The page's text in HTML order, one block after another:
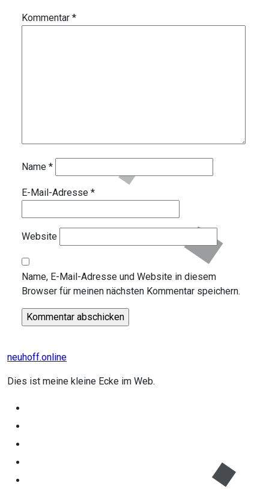
Kommentar *
Name *
E-Mail-Adresse *
Website
Name, E-Mail-Adresse und Website in diesem
Browser für meinen nächsten Kommentar speichern.
neuhoff.online
Dies ist meine kleine Ecke im Web.